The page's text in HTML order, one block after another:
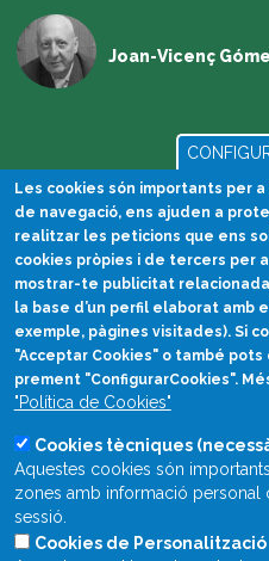
Joan-Vicenç
(+34)
Les cookies són importants per
de navegació, ens ajuden a
realitzar les peticions que ens
cookies pròpies i de tercers per
mostrar-te publicitat
la base d’un perfil elaborat amb
exemple, pàgines visitades). Si
"Acceptar Cookies" o també
prement "ConfigurarCookies".
"Política de Cookies"
Cookies tècniques
Aquestes cookies són
zones amb informació personal
sessió.
Cookies de Personalització